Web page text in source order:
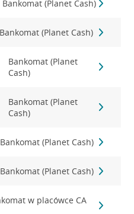
Bankomat (Planet Cash)
Bankomat (Planet Cash)
Bankomat (Planet
Cash)
Bankomat (Planet
Cash)
Bankomat (Planet Cash)
Bankomat (Planet Cash)
w placówce CA